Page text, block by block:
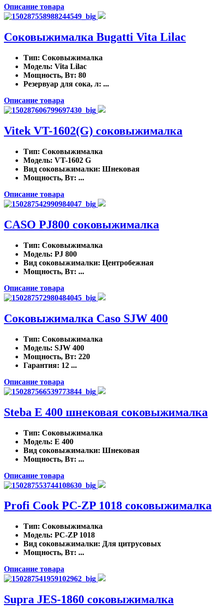
Описание товара
Соковыжималка Bugatti Vita Lilac
Тип: Соковыжималка
Модель: Vita Lilac
Мощность, Вт: 80
Резервуар для сока, л: ...
Описание товара
Vitek VT-1602(G) cоковыжималка
Тип: Соковыжималка
Модель: VT-1602 G
Вид соковыжималки: Шнековая
Мощность, Вт: ...
Описание товара
CASO PJ800 соковыжималка
Тип: Соковыжималка
Модель: PJ 800
Вид соковыжималки: Центробежная
Мощность, Вт: ...
Описание товара
Соковыжималка Caso SJW 400
Тип: Соковыжималка
Модель: SJW 400
Мощность, Вт: 220
Гарантия: 12 ...
Описание товара
Steba E 400 шнековая соковыжималка
Тип: Соковыжималка
Модель: E 400
Вид соковыжималки: Шнековая
Мощность, Вт: ...
Описание товара
Profi Cook PC-ZP 1018 соковыжималка
Тип: Соковыжималка
Модель: PC-ZP 1018
Вид соковыжималки: Для цитрусовых
Мощность, Вт: ...
Описание товара
Supra JES-1860 соковыжималка